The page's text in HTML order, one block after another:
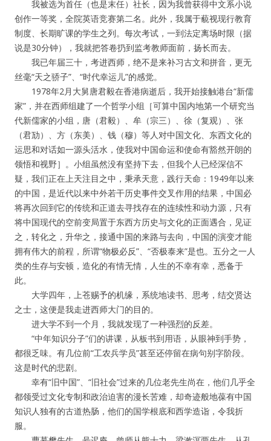
我被选为首任（也是末任）社长，因为我曾获得中文系小说
创作一等奖，全院英语竞赛第二名。此外，我属于藐视现行教育
制度、长期旷课的学生之列。每次考试，一到法定离场时限（据
说是30分钟），我就把答卷扔到监考教师面前，扬长而去。
我已年届三十，考进西师，绝不是来补习古文和拼音，更无
丝毫“天之骄子”、“时代幸运儿”的感觉。
1978年2月大舅唐君毅在香港病逝后，我开始接触港台“新儒
家”，并在西师组建了一个哲学小组［可算中国内地第一个研究当
代新儒家的小组，唐（君毅）、牟（宗三）、徐（复观）、张
（君劢）、方（东美）、钱（穆）等人对中国文化、东西文化的
运思和对话如一源头活水，使我对中国命运和使命有豁然开朗的
领悟和视野］。小组虽然没有坚持下去，但我个人已经深信不
疑，我们正在上天注目之中，秉承天意，践行天命：1949年以来
的中国，是近代以来中外若干历史事件交叉作用的结果，中国必
将再次回到它的传统和正道去寻找存在的连续性和动力源，只有
将中国现代的空前变局置于东西方历史与文化的正面遇合，见证
之，转化之，升华之，接通中国的来路与去向，中国的演变才能
拥有伟大的前程，所谓“物极必反”、“否极泰来”是也。五分之一人
类的生存与安顿，造化的有情无情，人生的不幸有幸，悉备于
此。
大学四年，上苍赐予的机缘，系统地读书、思考，结交贤达
之士，这便是我走进西师大门的目的。
进大学不到一个月，我就发现了一种强烈的反差。
“中年知识分子”们的讲课，从板书到用语，从眼神到手势，
都很乏味。有几位前“工农兵学员”甚至还停留在病句别字阶段。
这是时代的悲剧。
幸有“旧中国”、“旧社会”过来的几位老先生尚在，他们几乎全
都领受过文化专制和政治迫害的漫长苦难，却奇迹般地葆有中国
知识人独有的古道热肠，他们的国学根底和西学造诣，令我折
服。